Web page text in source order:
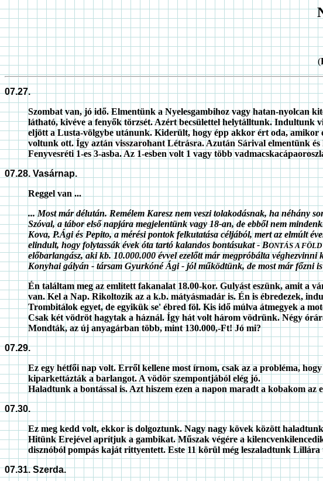
(
07.27.
Szombat van, jó idő. Elmentünk a Nyelesgambihoz vagy hatan-nyolcan
látható, kivéve a fenyők törzsét. Azért becsülettel helytálltunk.
eljött a Lusta-völgybe utánunk. Kiderült, hogy épp akkor ért oda,
voltunk ott. Így aztán visszarohant Létrásra. Azután Sárival elmentünk
Fenyvesréti 1-es 3-asba. Az 1-esben volt 1 vagy több
07.28. Vasárnap.
Reggel van ...
... Most már délután. Remélem Karesz nem veszi tolakodásnak, ha néhány
Szóval, a tábor első napjára megjelentünk vagy 18-an, de ebből nem
Kova, P.Ági és Pepito, a mérési pontok felkutatása céljából, mert az elmúlt
elindult, hogy folytassák évek óta tartó kalandos bontásukat - BONTÁS A
előbarlangász, aki kb. 10.000.000 évvel ezelőtt már megpróbálta véghezvinni
Konyhai gályán - társam Gyurkóné Ági - jól működtünk, de most már főzni
Én találtam meg az említett fakanalat 18.00-kor. Gulyást eszünk, amit a
van. Kel a Nap. Rikoltozik az a k.b. mátyásmadár is. Én is ébredezek,
Trombitálok egyet, de egyikük se' ébred föl. Kis idő múlva átmegyek a
Csak két vödröt hagytak a háznál. Így hát volt három vödrünk. Négy
Mondták, az új anyagárban több, mint 130.000,-Ft! Jó mi?
07.29.
Ez egy hétfői nap volt. Erről kellene most írnom, csak az a probléma,
kiparkettázták a barlangot. A vödör szempontjából elég jó.
Haladtunk a bontással is. Azt hiszem ezen a napon maradt a kobakom
07.30.
Ez meg kedd volt, ekkor is dolgoztunk. Nagy nagy kövek között
Hitünk Erejével aprítjuk a gambikat. Műszak végére a
disznóból pompás kaját rittyentett. Este 11 körül még leszaladtunk Lillára
07.31. Szerda.